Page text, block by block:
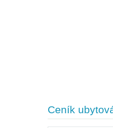
Ceník